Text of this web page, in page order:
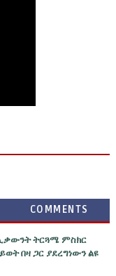
COMMENTS
ትርጓሜ ምስክር
በዛ ጋር ያደረግነውን ልዩ